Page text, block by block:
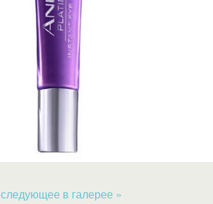
следующее в галерее »